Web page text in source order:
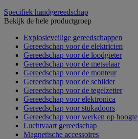
Specifiek handgereedschap
Bekijk de hele productgroep
Explosieveilige gereedschappen
Gereedschap voor de elektricien
Gereedschap voor de loodgieter
Gereedschap voor de metselaar
Gereedschap voor de monteur
Gereedschap voor de schilder
Gereedschap voor de tegelzetter
Gereedschap voor elektronica
Gereedschap voor stukadoors
Gereedschap voor werken op hoogte
Luchtvaart gereedschap
Magnetische accessoires